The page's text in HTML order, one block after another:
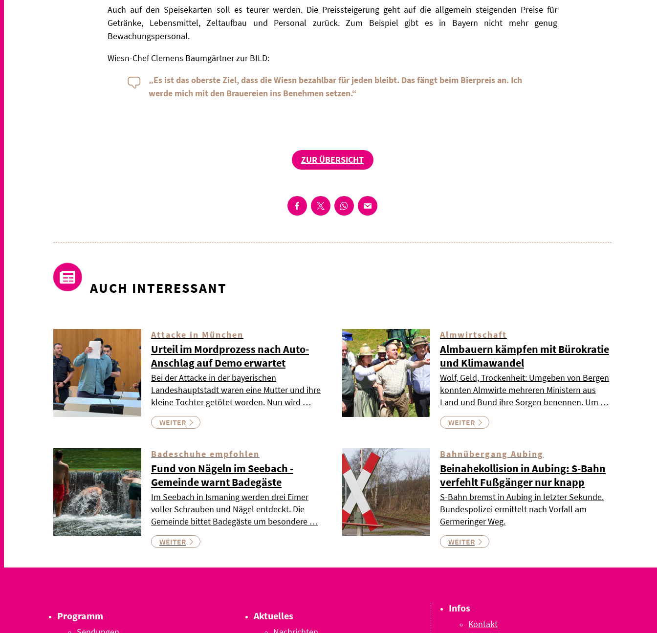
Auch auf den Speisekarten soll es teurer werden. Die Preissteigerung geht auf die allgemein steigenden Preise für
Getränke, Lebensmittel, Zeltaufbau und Personal zurück. Zum Beispiel gibt es in Bayern nicht mehr genug
Bewachungspersonal.
Wiesn-Chef Clemens Baumgärtner zur BILD:
„Es ist das oberste Ziel, dass die Wiesn bezahlbar für jeden bleibt. Das fängt beim Bierpreis an. Ich
werde mich mit den Brauereien ins Benehmen setzen.“
ZUR ÜBERSICHT
AUCH INTERESSANT
Attacke in München
Urteil im Mordprozess nach Auto-
Anschlag auf Demo erwartet
Bei der Attacke in der bayerischen
Landeshauptstadt waren eine Mutter und ihre
kleine Tochter getötet worden. Nun wird …
WEITER
Almwirtschaft
Almbauern kämpfen mit Bürokratie
und Klimawandel
Wolf, Geld, Trockenheit: Umgeben von Bergen
konnten Almwirte mehreren Ministern aus
Land und Bund ihre Sorgen benennen. Um …
WEITER
Badeschuhe empfohlen
Fund von Nägeln im Seebach -
Gemeinde warnt Badegäste
Im Seebach in Ismaning werden drei Eimer
voller Schrauben und Nägel entdeckt. Die
Gemeinde bittet Badegäste um besondere …
WEITER
Bahnübergang Aubing
Beinahekollision in Aubing: S-Bahn
verfehlt Fußgänger nur knapp
S-Bahn bremst in Aubing in letzter Sekunde.
Bundespolizei ermittelt nach Vorfall am
Germeringer Weg.
WEITER
Programm Aktuelles
Infos
Kontakt